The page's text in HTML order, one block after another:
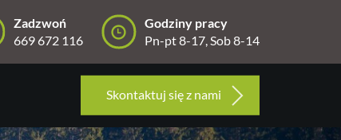
Zadzwoń
669 672 116
Godziny pracy
Pn-pt 8-17, Sob 8-14
Skontaktuj się z nami